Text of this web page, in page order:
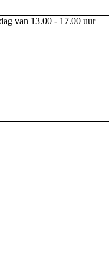
van 13.00 - 17.00 uur